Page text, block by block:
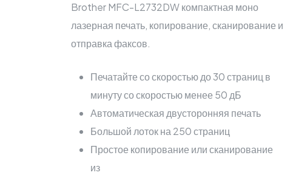
Brother MFC-L2732DW компактная моно
лазерная печать, копирование, сканирование и
отправка факсов.
Печатайте со скоростью до 30 страниц в
минуту со скоростью менее 50 дБ
Автоматическая двусторонняя печать
Большой лоток на 250 страниц
Простое копирование или сканирование
из